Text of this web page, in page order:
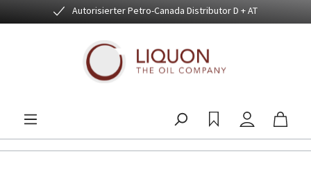
Zum Hauptinhalt springenAutorisierter Petro-Canada Distributor D + AT